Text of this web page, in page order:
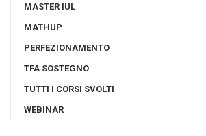
MASTER IUL
MATHUP
PERFEZIONAMENTO
TFA SOSTEGNO
TUTTI I CORSI SVOLTI
WEBINAR